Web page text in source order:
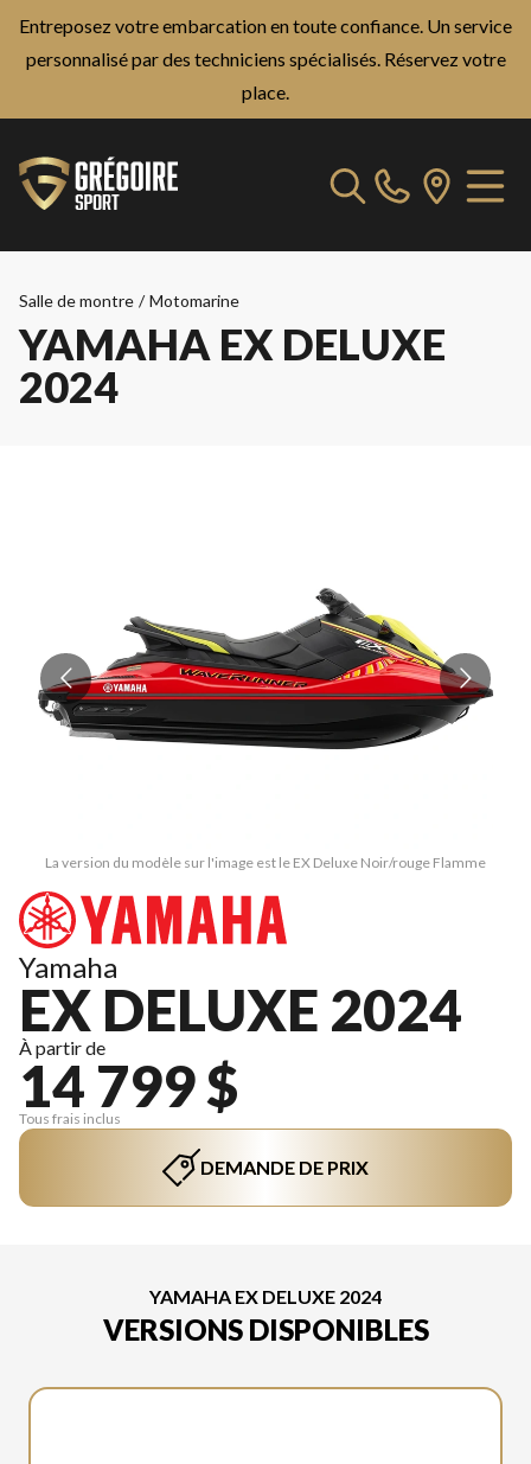
Entreposez votre embarcation en toute confiance. Un service
personnalisé par des techniciens spécialisés. Réservez votre
place.
Salle de montre / Motomarine
YAMAHA EX DELUXE
2024
La version du modèle sur l'image est le EX Deluxe Noir/rouge Flamme
Yamaha
EX DELUXE 2024
À partir de
14 799 $
Tous frais inclus
DEMANDE DE PRIX
YAMAHA EX DELUXE 2024
VERSIONS DISPONIBLES